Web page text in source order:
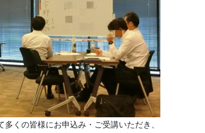
多くの皆様にお申込み・ご受講いただき、